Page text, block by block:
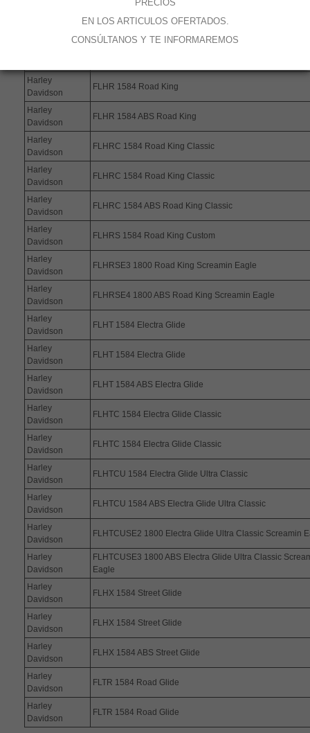
De aplicación en los siguientes modelos:
Modelo
Harley
Davidson
FLHR 1584 Road King
Harley
Davidson
FLHR 1584 ABS Road King
Harley
Davidson
FLHRC 1584 Road King Classic
Harley
Davidson
FLHRC 1584 Road King Classic
Harley
Davidson
FLHRC 1584 ABS Road King Classic
Harley
Davidson
FLHRS 1584 Road King Custom
Harley
Davidson
FLHRSE3 1800 Road King Screamin Eagle
Harley
Davidson
FLHRSE4 1800 ABS Road King Screamin Eagle
Harley
Davidson
FLHT 1584 Electra Glide
Harley
Davidson
FLHT 1584 Electra Glide
Harley
Davidson
FLHT 1584 ABS Electra Glide
Harley
Davidson
FLHTC 1584 Electra Glide Classic
Harley
Davidson
FLHTC 1584 Electra Glide Classic
Harley
Davidson
FLHTCU 1584 Electra Glide Ultra Classic
Harley
Davidson
FLHTCU 1584 ABS Electra Glide Ultra Classic
Harley
Davidson
FLHTCUSE2 1800 Electra Glide Ultra Classic Screamin
Harley
Davidson
FLHTCUSE3 1800 ABS Electra Glide Ultra Classic
Eagle
Harley
Davidson
FLHX 1584 Street Glide
Harley
Davidson
FLHX 1584 Street Glide
Harley
Davidson
FLHX 1584 ABS Street Glide
Harley
Davidson
FLTR 1584 Road Glide
Harley
Davidson
FLTR 1584 Road Glide
PRECIOS
EN LOS ARTICULOS OFERTADOS.
CONSÚLTANOS Y TE INFORMAREMOS